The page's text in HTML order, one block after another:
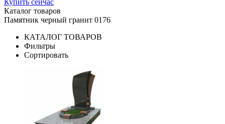
Купить сейчас
Каталог товаров
Памятник черный гранит 0176
КАТАЛОГ ТОВАРОВ
Фильтры
Сортировать